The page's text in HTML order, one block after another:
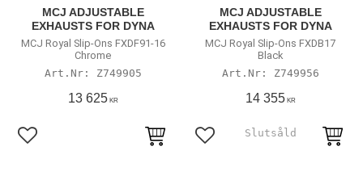
MCJ ADJUSTABLE
EXHAUSTS FOR DYNA
MCJ Royal Slip-Ons FXDF91-16
Chrome
Z749905
13 625KR
Lägg till i favoriter
MCJ ADJUSTABLE
EXHAUSTS FOR DYNA
MCJ Royal Slip-Ons FXDB17
Black
Z749956
14 355KR
Lägg till i favoriter